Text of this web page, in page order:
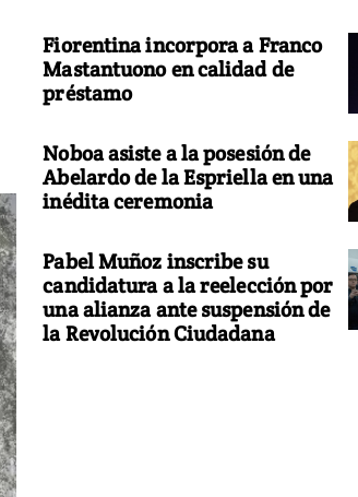
Fiorentina incorpora a Franco
Mastantuono en calidad de
préstamo
Noboa asiste a la posesión de
Abelardo de la Espriella en una
inédita ceremonia
Pabel Muñoz inscribe su
candidatura a la reelección por
una alianza ante suspensión de
la Revolución Ciudadana